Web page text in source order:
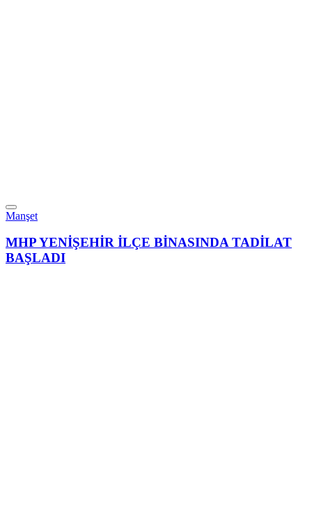
Manşet
MHP YENİŞEHİR İLÇE BİNASINDA TADİLAT
BAŞLADI